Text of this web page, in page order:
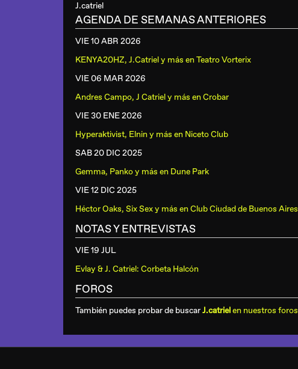
J.catriel
AGENDA DE SEMANAS ANTERIORES
VIE 10 ABR 2026
KENYA20HZ, J.Catriel y más enTeatro Vorterix
VIE 06 MAR 2026
Andres Campo, J Catriel y más enCrobar
VIE 30 ENE2026
Hyperaktivist, Elnin y más en Niceto Club
SAB 20 DIC 2025
Gemma, Panko y más en Dune Park
VIE 12 DIC 2025
Héctor Oaks, Six Sex y más enClub Ciudad de Buenos Aires
NOTAS Y ENTREVISTAS
VIE 19 JUL
Evlay & J. Catriel: Corbeta Halcón
FOROS
También puedes probar de buscarJ.catrielen nuestros foros